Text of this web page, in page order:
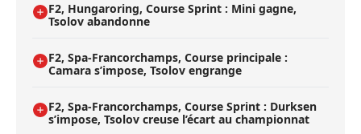
F2, Hungaroring, Course Sprint : Mini gagne,
Tsolov abandonne
F2, Spa-Francorchamps, Course principale :
Camara s’impose, Tsolov engrange
F2, Spa-Francorchamps, Course Sprint : Durksen
s’impose, Tsolov creuse l’écart au championnat